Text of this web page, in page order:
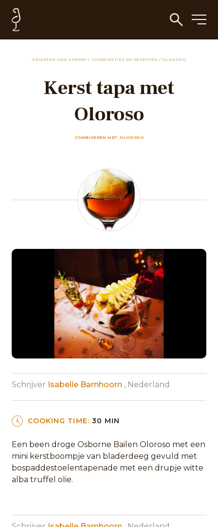
GENIETEN VAN SHERRY/ COMBINATIES EN RECEPTEN/ OLOROSO
Kerst tapa met
Oloroso
COMBINEREN MET: OLOROSO
Schrijver Isabelle Barnhoorn , Nederland
COOKING TIME: 30 MIN
Een been droge Osborne Bailen Oloroso met een
mini kerstboompje van bladerdeeg gevuld met
bospaddestoelentapenade met een drupje witte
alba truffel olie.